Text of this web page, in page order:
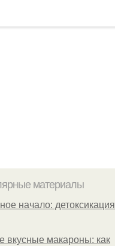
материалы
начало: детоксикация
вкусные макароны: как